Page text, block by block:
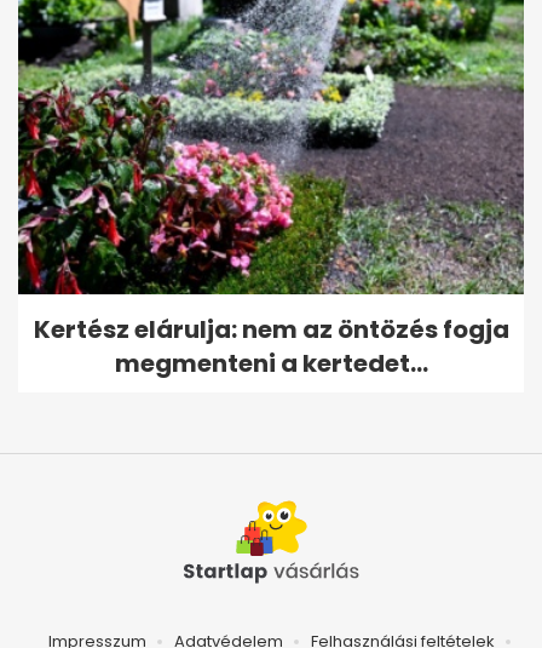
Kertész elárulja: nem az öntözés fogja
megmenteni a kertedet...
Impresszum Adatvédelem Felhasználási feltételek